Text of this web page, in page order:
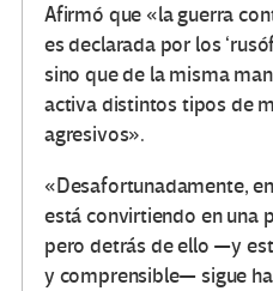
Afirmó que «la guerra
es declarada por los
sino que de la misma
activa distintos tipos de
agresivos».
«Desafortunadamente,
está convirtiendo en una
pero detrás de ello —y
y comprensible— sigue